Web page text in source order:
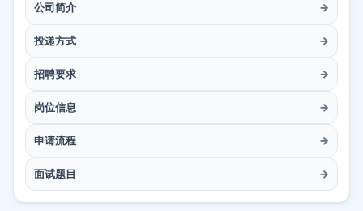
公司简介 →
投递方式 →
招聘要求 →
岗位信息 →
申请流程 →
面试题目 →